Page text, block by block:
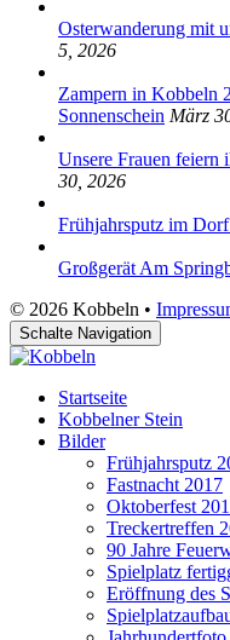
Osterwanderung mit
5, 2026
Zampern in Kobbeln
Sonnenschein März
Unsere Frauen feiern
30, 2026
Frühjahrsputz im
Großgerät Am
© 2026 Kobbeln •
Schalte Navigation
Startseite
Kobbelner Stein
Bilder
Frühjahrsputz
Fastnacht 2017
Oktoberfest
Treckertreffen
90 Jahre
Spielplatz
Eröffnung des